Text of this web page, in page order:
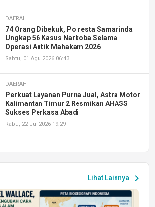
DAERAH
74 Orang Dibekuk, Polresta Samarinda
Ungkap 56 Kasus Narkoba Selama
Operasi Antik Mahakam 2026
Sabtu, 01 Agu 2026 06:43
DAERAH
Perkuat Layanan Purna Jual, Astra Motor
Kalimantan Timur 2 Resmikan AHASS
Sukses Perkasa Abadi
Rabu, 22 Jul 2026 19:29
Peluang Kerja dan Magang
Jumat, 17 Jul 2026 22:30
Lihat Lainnya chevron_right